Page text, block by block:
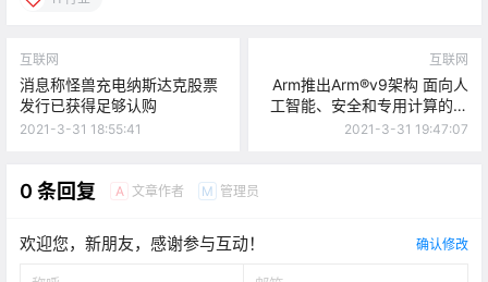
互联网
消息称怪兽充电纳斯达克股票
发行已获得足够认购
2021-3-31 18:55:41
互联网
Arm推出Arm®v9架构 面向人
工智能、安全和专用计算的未
来
2021-3-31 19:47:07
0 条回复 A 文章作者 M 管理员
欢迎您，新朋友，感谢参与互动！ 确认修改